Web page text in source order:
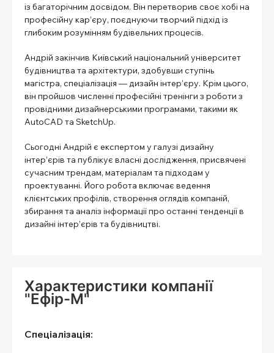
із багаторічним досвідом. Він перетворив своє хобі на
професійну кар’єру, поєднуючи творчий підхід із
глибоким розумінням будівельних процесів.
Андрій закінчив Київський національний університет
будівництва та архітектури, здобувши ступінь
магістра, спеціалізація — дизайн інтер’єру. Крім цього,
він пройшов численні професійні тренінги з роботи з
провідними дизайнерськими програмами, такими як
AutoCAD та SketchUp.
Сьогодні Андрій є експертом у галузі дизайну
інтер’єрів та публікує власні дослідження, присвячені
сучасним трендам, матеріалам та підходам у
проектуванні. Його робота включає ведення
клієнтських профілів, створення оглядів компаній,
збирання та аналіз інформації про останні тенденції в
дизайні інтер’єрів та будівництві.
Характеристики компанії
"Ефір-М"
Спеціалізація: